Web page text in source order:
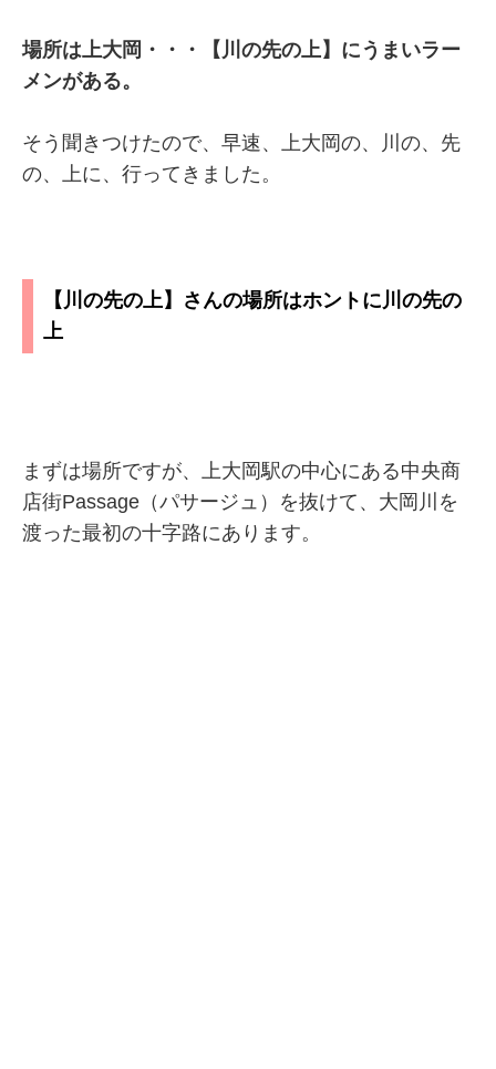
場所は上大岡・・・【川の先の上】にうまいラー
メンがある。
そう聞きつけたので、早速、上大岡の、川の、先
の、上に、行ってきました。
【川の先の上】さんの場所はホントに川の先の
上
まずは場所ですが、上大岡駅の中心にある中央商
店街Passage（パサージュ）を抜けて、大岡川を
渡った最初の十字路にあります。